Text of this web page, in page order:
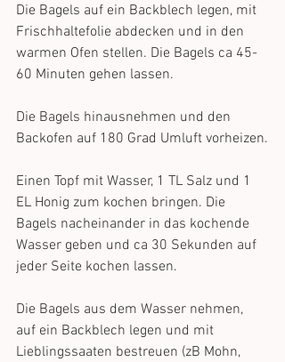
Die Bagels auf ein Backblech legen, mit
Frischhaltefolie abdecken und in den
warmen Ofen stellen. Die Bagels ca 45-
60 Minuten gehen lassen.
Die Bagels hinausnehmen und den
Backofen auf 180 Grad Umluft vorheizen.
Einen Topf mit Wasser, 1 TL Salz und 1
EL Honig zum kochen bringen. Die
Bagels nacheinander in das kochende
Wasser geben und ca 30 Sekunden auf
jeder Seite kochen lassen.
Die Bagels aus dem Wasser nehmen,
auf ein Backblech legen und mit
Lieblingssaaten bestreuen (zB Mohn,